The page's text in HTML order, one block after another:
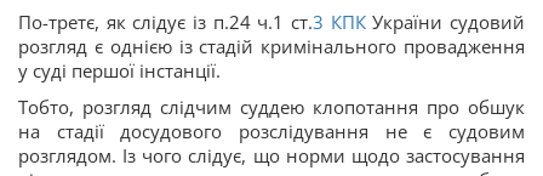
По-третє, як слідує із п.24 ч.1 ст.3 КПКУкраїни судовий
розгляд є однією із стадій кримінального провадження
у суді першої інстанції.
Тобто, розгляд слідчим суддею клопотання про обшук
на стадії досудового розслідування не є судовим
розглядом. Із чого слідує, що норми щодо застосування